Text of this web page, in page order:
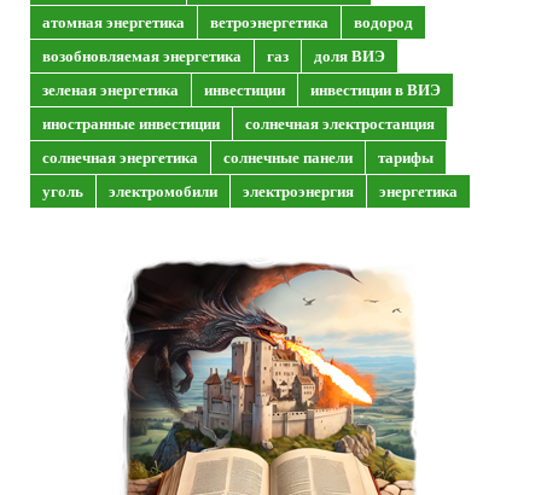
атомная энергетика
ветроэнергетика
водород
возобновляемая энергетика
газ
доля ВИЭ
зеленая энергетика
инвестиции
инвестиции в ВИЭ
иностранные инвестиции
солнечная электростанция
солнечная энергетика
солнечные панели
тарифы
уголь
электромобили электроэнергия энергетика